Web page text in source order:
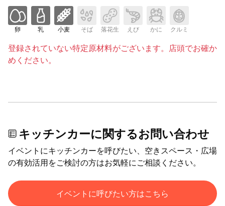
卵 乳 小麦 そば 落花生 えび かに クルミ
登録されていない特定原材料がございます。店頭でお確か
めください。
キッチンカーに関するお問い合わせ
イベントにキッチンカーを呼びたい、空きスペース・広場
の有効活用をご検討の方はお気軽にご相談ください。
イベントに呼びたい方はこちら